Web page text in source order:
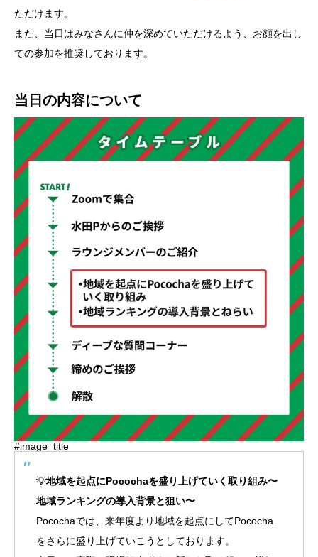
ただけます。
また、当日はみなさんに仲を深めていただけるよう、お顔を出し
ての参加を推奨しております。
当日の内容について
#image_title
💡地域を起点にPocochaを盛り上げていく取り組み〜
地域ランキングの導入背景と狙い〜
Pocochaでは、来年度より地域を起点にしてPococha
をさらに盛り上げていこうとしております。